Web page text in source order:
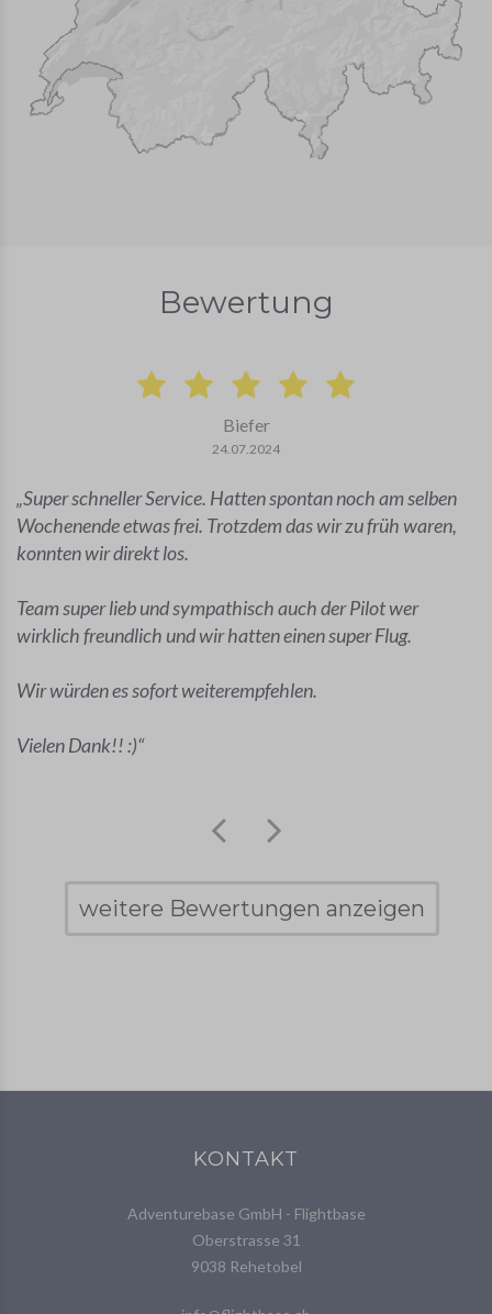
Bewertung
Biefer
24.07.2024
Super schneller Service. Hatten spontan noch am selben
Wochenende etwas frei. Trotzdem das wir zu früh waren,
konnten wir direkt los.
Team super lieb und sympathisch auch der Pilot wer
wirklich freundlich und wir hatten einen super Flug.
Wir würden es sofort weiterempfehlen.
Vielen Dank!! :)
weitere Bewertungen anzeigen
KONTAKT
Adventurebase GmbH - Flightbase
Oberstrasse 31
9038 Rehetobel